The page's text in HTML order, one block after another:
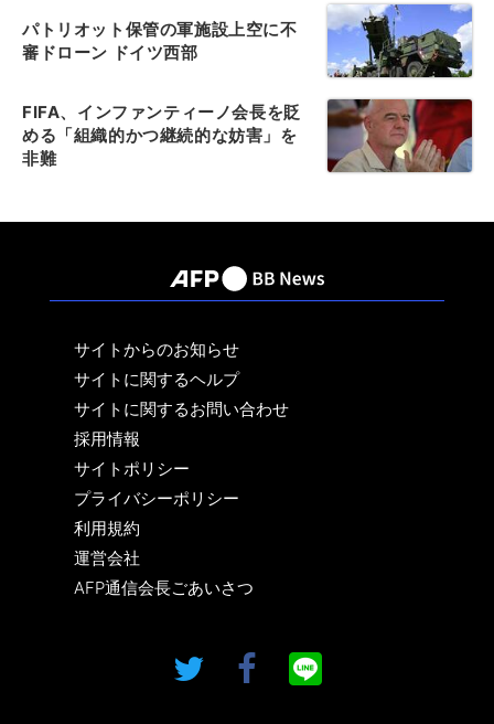
パトリオット保管の軍施設上空に不
審ドローン ドイツ西部
FIFA、インファンティーノ会長を貶
める「組織的かつ継続的な妨害」を
非難
サイトからのお知らせ
サイトに関するヘルプ
サイトに関するお問い合わせ
採用情報
サイトポリシー
プライバシーポリシー
利用規約
運営会社
AFP通信会長ごあいさつ